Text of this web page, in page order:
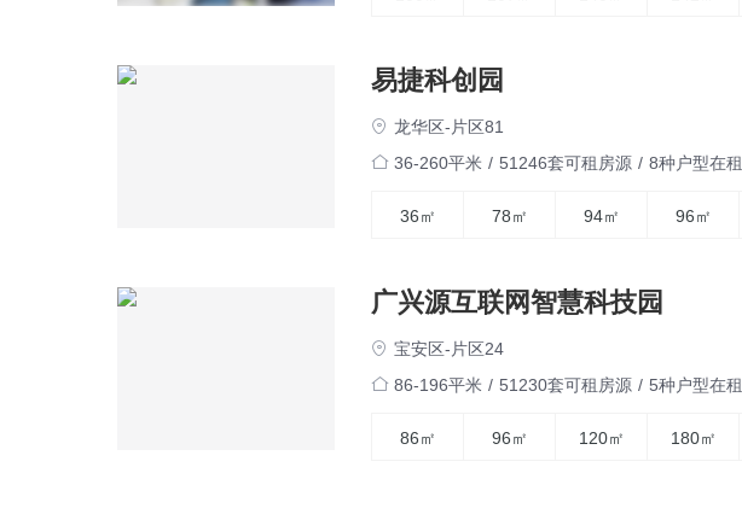
易捷科创园
龙华区-片区81
36-260平米 / 51246套可租房源 / 8种户型在租
36㎡ 78㎡ 94㎡ 96㎡
广兴源互联网智慧科技园
宝安区-片区24
86-196平米 / 51230套可租房源 / 5种户型在租
86㎡ 96㎡ 120㎡ 180㎡